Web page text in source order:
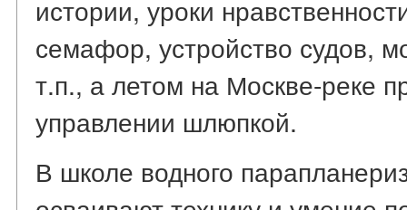
истории, уроки
семафор, устройство судов,
т.п., а летом на Москве-реке
управлении шлюпкой.
В школе водного